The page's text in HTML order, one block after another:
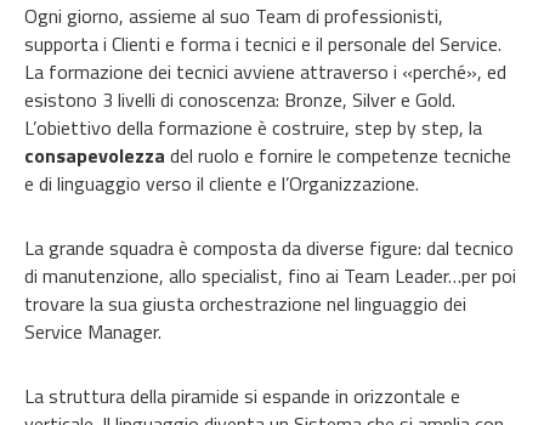
Ogni giorno, assieme al suo Team di professionisti,
supporta i Clienti e forma i tecnici e il personale del Service.
La formazione dei tecnici avviene attraverso i «perché», ed
esistono 3 livelli di conoscenza: Bronze, Silver e Gold.
L’obiettivo della formazione è costruire, step by step, la
consapevolezza del ruolo e fornire le competenze tecniche
e di linguaggio verso il cliente e l’Organizzazione.
La grande squadra è composta da diverse figure: dal tecnico
di manutenzione, allo specialist, fino ai Team Leader…per poi
trovare la sua giusta orchestrazione nel linguaggio dei
Service Manager.
La struttura della piramide si espande in orizzontale e